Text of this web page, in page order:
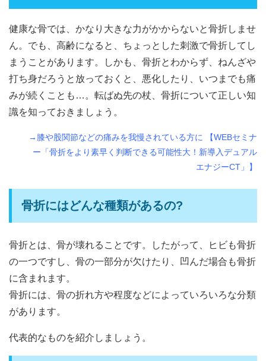
健康な骨では、かなり大きな力がかからないと骨折しませ
ん。でも、高齢になると、ちょっとした刺激で骨折してし
まうことがあります。しかも、骨折とわからず、ねんざや
打ち身だろうと放っておくと、悪化したり、いつまでも痛
みが続くことも…。転ばぬ先の杖、骨折について正しい知
識を知っておきましょう。
→膝や股関節などの痛みを我慢されている方に 【WEBセミナ
ー「骨折をより素早く判断できる可能性大！新導入デュアル
エナジーCT」】
骨折にはどんな種類があるの?
骨折とは、骨が壊れることです。したがって、ヒビも骨折
の一つですし、骨の一部分が欠けたり、凹んだ場合も骨折
に含まれます。
骨折には、骨の折れ方や程度などによっていろいろな分類
があります。
代表的なものを紹介しましょう。